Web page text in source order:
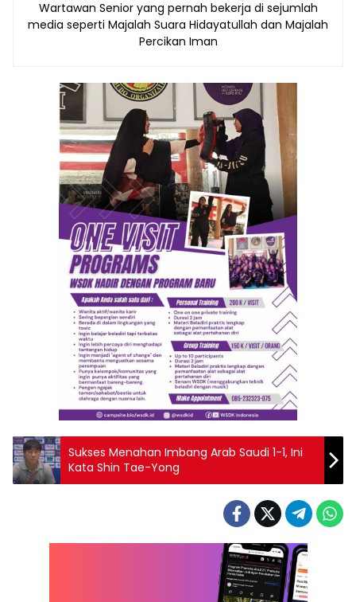
Wartawan Senior yang pernah bekerja di sejumlah
media seperti Majalah Suara Hidayatullah dan Majalah
Percikan Iman
Sukses Menahan Imbang Arab Saudi 1-1, Ini
Kata Shin Tae-Yong